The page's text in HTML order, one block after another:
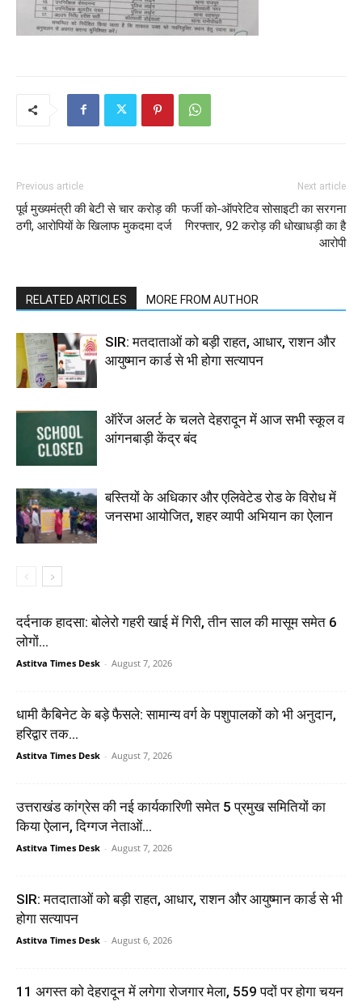
Previous article
पूर्व मुख्यमंत्री की बेटी से चार करोड़ की
ठगी, आरोपियों के खिलाफ मुकदमा दर्ज
Next article
फर्जी को-ऑपरेटिव सोसाइटी का सरगना
गिरफ्तार, 92 करोड़ की धोखाधड़ी का है
आरोपी
RELATED ARTICLES MORE FROM AUTHOR
SIR: मतदाताओं को बड़ी राहत, आधार, राशन और
आयुष्मान कार्ड से भी होगा सत्यापन
ऑरेंज अलर्ट के चलते देहरादून में आज सभी स्कूल व
आंगनबाड़ी केंद्र बंद
बस्तियों के अधिकार और एलिवेटेड रोड के विरोध में
जनसभा आयोजित, शहर व्यापी अभियान का ऐलान
दर्दनाक हादसा: बोलेरो गहरी खाई में गिरी, तीन साल की मासूम समेत 6
लोगों...
Astitva Times Desk - August 7, 2026
धामी कैबिनेट के बड़े फैसले: सामान्य वर्ग के पशुपालकों को भी अनुदान,
हरिद्वार तक...
Astitva Times Desk - August 7, 2026
उत्तराखंड कांग्रेस की नई कार्यकारिणी समेत 5 प्रमुख समितियों का
किया ऐलान, दिग्गज नेताओं...
Astitva Times Desk - August 7, 2026
SIR: मतदाताओं को बड़ी राहत, आधार, राशन और आयुष्मान कार्ड से भी
होगा सत्यापन
Astitva Times Desk - August 6, 2026
11 अगस्त को देहरादून में लगेगा रोजगार मेला, 559 पदों पर होगा चयन